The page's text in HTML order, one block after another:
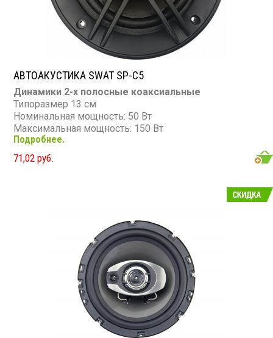
АВТОАКУСТИКА SWAT SP-C5
Динамики 2-х полосные коаксиальные
Типоразмер 13 см
Номинальная мощность: 50 Вт
Максимальная мощность: 150 Вт
Диапазон частот: 100 - 20 000 Гц
Чувствительность: 88 дБ
Сопротивление: 4 Ом
Подробнее.
71,02 руб.